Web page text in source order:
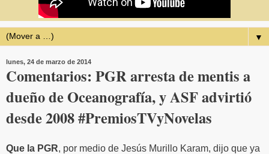
▼
lunes, 24 de marzo de 2014
Comentarios: PGR arresta de mentis a
dueño de Oceanografía, y ASF advirtió
desde 2008 #PremiosTVyNovelas
Que la PGR, por medio de Jesús Murillo Karam, dijo que ya